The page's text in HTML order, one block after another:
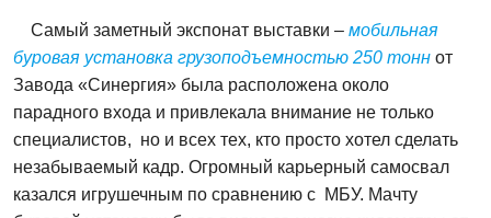
Самый заметный экспонат выставки – мобильная
буровая установка грузоподъемностью 250 тоннот
Завода «Синергия» была расположена около
парадного входа и привлекала внимание не только
специалистов, но и всех тех, кто просто хотел сделать
незабываемый кадр. Огромный карьерный самосвал
казался игрушечным по сравнению с МБУ. Мачту